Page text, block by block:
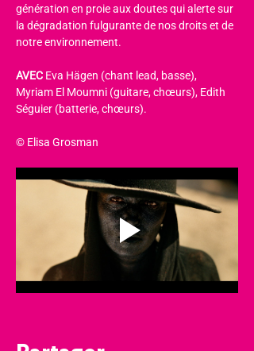
génération en proie aux doutes qui alerte sur
la dégradation fulgurante de nos droits et de
notre environnement.
AVEC Eva Hägen (chant lead, basse),
Myriam El Moumni (guitare, chœurs), Edith
Séguier (batterie, chœurs).
© Elisa Grosman